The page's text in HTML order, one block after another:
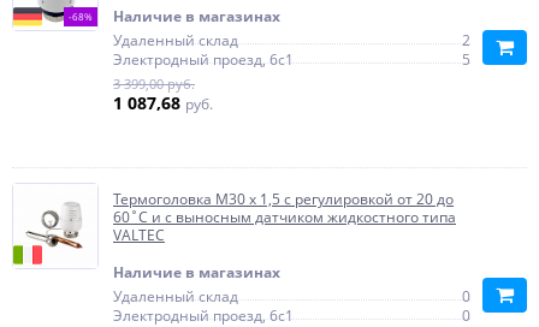
-68%
Наличие в магазинах
Удаленный склад
2
Электродный проезд, 6с1
5
3 399,00 руб.
1 087,68 руб.
Термоголовка М30 х 1,5 с регулировкой от 20 до
60˚C и с выносным датчиком жидкостного типа
VALTEC
Наличие в магазинах
Удаленный склад
0
Электродный проезд, 6с1
0